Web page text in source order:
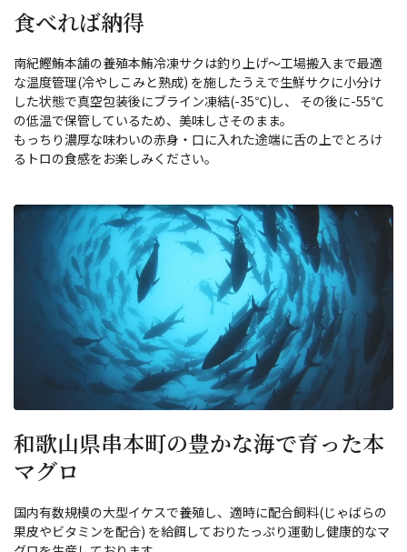
食べれば納得
南紀鰹鮪本舗の養殖本鮪冷凍サクは釣り上げ～工場搬入まで最適
な温度管理(冷やしこみと熟成) を施したうえで生鮮サクに小分け
した状態で真空包装後にブライン凍結(-35℃)し、 その後に-55℃
の低温で保管しているため、美味しさそのまま。
もっちり濃厚な味わいの赤身・口に入れた途端に舌の上でとろけ
るトロの食感をお楽しみください。
和歌山県串本町の豊かな海で育った本
マグロ
国内有数規模の大型イケスで養殖し、適時に配合飼料(じゃばらの
果皮やビタミンを配合) を給餌しておりたっぷり運動し健康的なマ